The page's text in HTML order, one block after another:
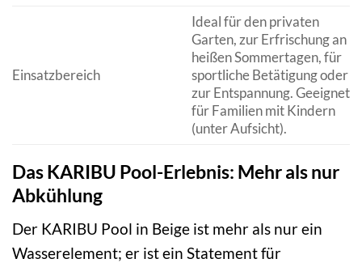
Einsatzbereich
Ideal für den privaten
Garten, zur Erfrischung an
heißen Sommertagen, für
sportliche Betätigung oder
zur Entspannung. Geeignet
für Familien mit Kindern
(unter Aufsicht).
Das KARIBU Pool-Erlebnis: Mehr als nur
Abkühlung
Der KARIBU Pool in Beige ist mehr als nur ein
Wasserelement; er ist ein Statement für